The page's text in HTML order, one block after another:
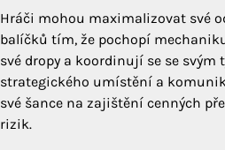
Hráči mohou maximalizovat své
balíčků tím, že pochopí
své dropy a koordinují se se svým
strategického umístění a
své šance na zajištění cenných
rizik.